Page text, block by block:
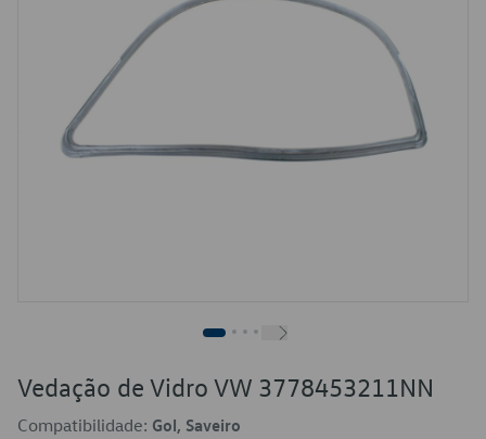
Vedação de Vidro VW 3778453211NN
Compatibilidade: Gol, Saveiro